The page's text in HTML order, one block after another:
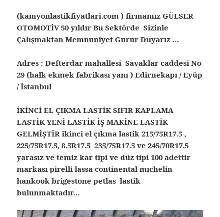
(kamyonlastikfiyatlari.com ) firmamız GÜLSER
OTOMOTİV 50 yıldır Bu Sektörde Sizinle
Çalışmaktan Memnuniyet Gurur Duyarız …
Adres : Defterdar mahallesi Savaklar caddesi No
29 (halk ekmek fabrikası yanı ) Edirnekapı / Eyüp
/ İstanbul
İKİNCİ EL ÇIKMA LASTİK SIFIR KAPLAMA
LASTİK YENİ LASTİK İŞ MAKİNE LASTİK
GELMİŞTİR ikinci el çıkma lastik 215/75R17.5 ,
225/75R17.5, 8.5R17.5 235/75R17.5 ve 245/70R17.5
yarasız ve temiz kar tipi ve düz tipi 100 adettir
markası pirelli lassa continental mıchelin
hankook brigestone petlas lastik
bulunmaktadır…